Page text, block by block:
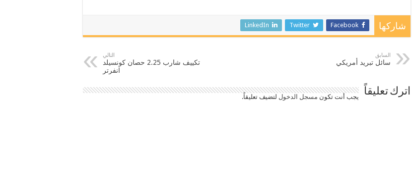
شاركها Facebook
Twitter
LinkedIn
السابق
سائل تبريد أمريكي
التالي
تكييف شارب 2.25 حصان كونسيلد
انفرتر
اترك تعليقاً يجب أنت تكون مسجل الدخول لتضيف تعليقاً.